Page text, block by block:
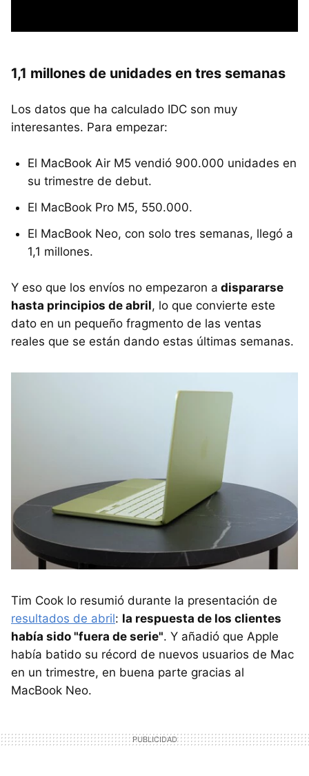
1,1 millones de unidades en tres semanas
Los datos que ha calculado IDC son muy
interesantes. Para empezar:
El MacBook Air M5 vendió 900.000 unidades en
su trimestre de debut.
El MacBook Pro M5, 550.000.
El MacBook Neo, con solo tres semanas, llegó a
1,1 millones.
Y eso que los envíos no empezaron a dispararse
hasta principios de abril, lo que convierte este
dato en un pequeño fragmento de las ventas
reales que se están dando estas últimas semanas.
Tim Cook lo resumió durante la presentación de
resultados de abril: la respuesta de los clientes
había sido "fuera de serie". Y añadió que Apple
había batido su récord de nuevos usuarios de Mac
en un trimestre, en buena parte gracias al
MacBook Neo.